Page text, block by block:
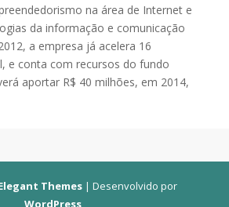
na área de Internet e
da informação e comunicação
a empresa já acelera 16
e conta com recursos do fundo
aportar R$ 40 milhões, em 2014,
Themes| Desenvolvido por
WordPress